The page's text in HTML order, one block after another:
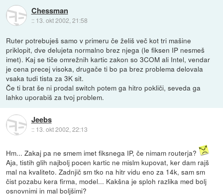
Chessman
:: 13. okt 2002, 21:58
Ruter potrebuješ samo v primeru če želiš več kot tri mašine
priklopit, dve delujeta normalno brez njega (le fiksen IP nesmeš
imet). Kaj se tiče omrežnih kartic zakon so 3COM ali Intel, vendar
je cena precej visoka, drugače ti bo pa brez problema delovala
vsaka tudi tista za 3K sit.
Če ti brat še ni prodal switch potem ga hitro pokliči, seveda ga
lahko uporabiš za tvoj problem.
Jeebs
:: 13. okt 2002, 22:13
Hm... Zakaj pa ne smem imet fiksnega IP, če nimam routerja?
Aja, tistih glih najbolj pocen kartic ne mislm kupovat, ker dam rajš
mal na kvaliteto. Zadnjič sm tko na hitr vidu eno za 14k, sam sm
čist pozabu kera firma, model... Kakšna je sploh razlika med bolj
osnovnimi in mal boljšimi?